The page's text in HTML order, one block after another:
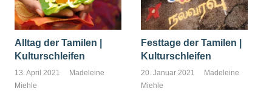
Alltag der Tamilen |
Kulturschleifen
13. April 2021
Madeleine
Miehle
Festtage der Tamilen |
Kulturschleifen
20. Januar 2021
Madeleine
Miehle